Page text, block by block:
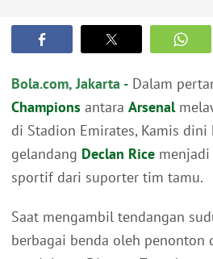
Bola.com, Jakarta - Dalam
Champions antara Arsenal
di Stadion Emirates, Kamis dini
gelandang Declan Rice
sportif dari suporter tim tamu.
Saat mengambil tendangan
berbagai benda oleh